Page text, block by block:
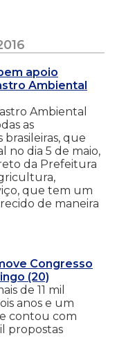
apoio
Ambiental
Ambiental
as
que
no dia 5 de maio,
da Prefeitura
que tem um
de maneira
Congresso
(20)
de 11 mil
anos e um
contou com
propostas